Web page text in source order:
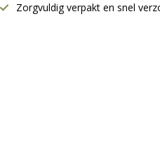
Zorgvuldig verpakt en snel